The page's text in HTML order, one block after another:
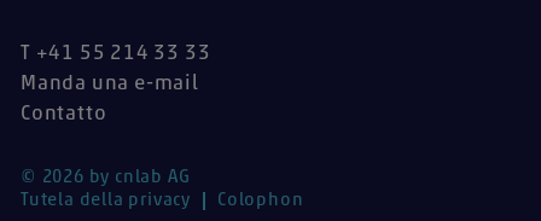
© 2026 by cnlab AG
Tutela della privacy
Colophon
T +41 55 214 33 33
Manda una e-mail
Contatto